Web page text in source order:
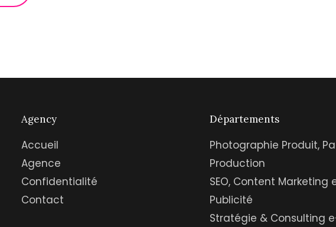
Agency
Accueil
Agence
Confidentialité
Contact
Départements
Photographie Produit,
Production
SEO, Content Marketing
Publicité
Stratégie & Consulting